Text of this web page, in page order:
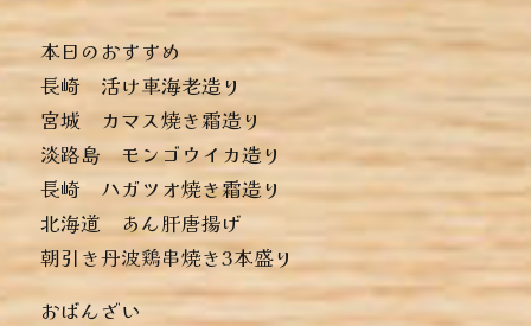
本日のおすすめ
︎長崎 活け車海老造り
︎宮城 カマス焼き霜造り
︎淡路島 モンゴウイカ造り
︎長崎 ハガツオ焼き霜造り
︎北海道 あん肝唐揚げ
︎朝引き丹波鶏串焼き3本盛り
おばんざい